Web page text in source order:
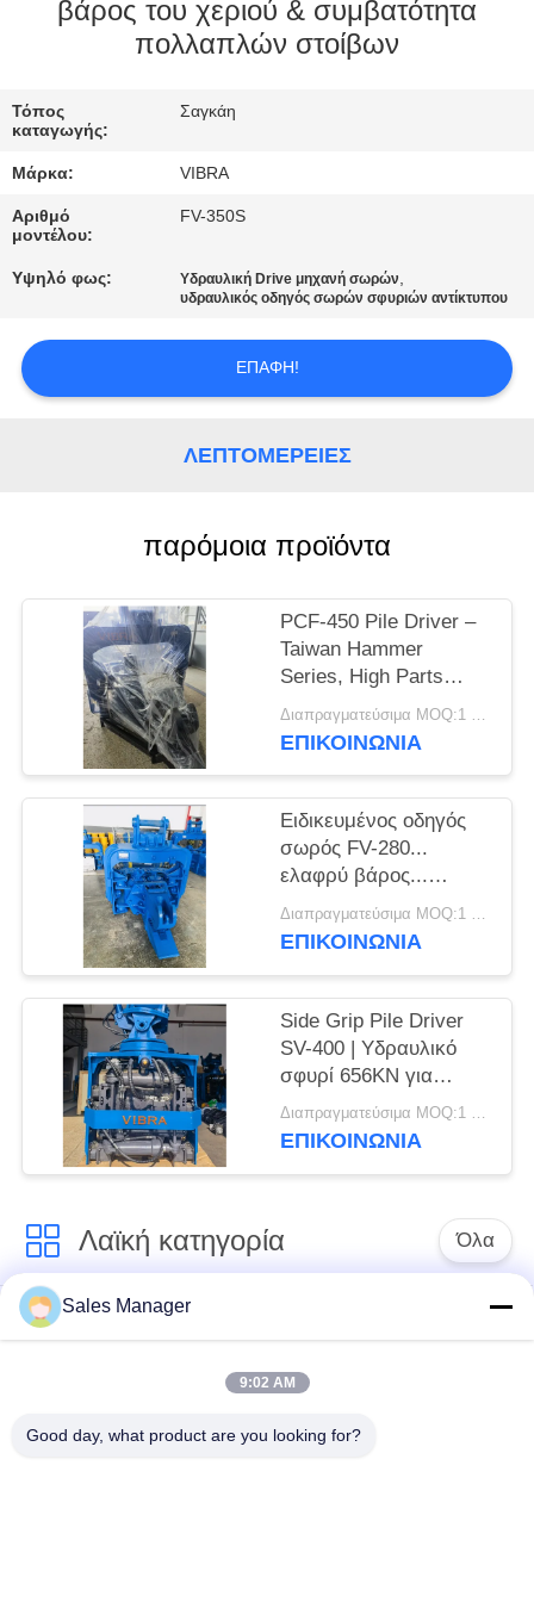
ΕΡΓΟΣΤΑΣΊΩΝ
ΈΛΕΓΧΟΣ
ΜΑΣ
ΕΛΆΤΕ
ΣΕ
ΜΕ
ΈΝΑ
ΑΠΌΣΠΑΣΜΑ
SITEMAP
PRIVACY
POLICY
βάρος του χεριού & συμβατότητα
πολλαπλών στοίβων
Τόπος
καταγωγής:
Σαγκάη
Μάρκα: VIBRA
Αριθμό
μοντέλου:
FV-350S
Υψηλό φως: Υδραυλική Drive μηχανή σωρών,
υδραυλικός οδηγός σωρών σφυριών αντίκτυπου
ΕΠΑΦΉ!
ΛΕΠΤΟΜΈΡΕΙΕΣ
παρόμοια προϊόντα
PCF-450 Pile Driver –
Taiwan Hammer
Series, High Parts
Enchangeability & 535
kN Force
Διαπραγματεύσιμα MOQ:1 σετ
ΕΠΙΚΟΙΝΩΝΙΑ
Ειδικευμένος οδηγός
σωρός FV-280...
ελαφρύ βάρος...
ισχυρές δονήσεις.
Διαπραγματεύσιμα MOQ:1 SET
ΕΠΙΚΟΙΝΩΝΙΑ
Side Grip Pile Driver
SV-400 | Υδραυλικό
σφυρί 656KN για
στενούς χώρους
Διαπραγματεύσιμα MOQ:1 σετ
ΕΠΙΚΟΙΝΩΝΙΑ
Λαϊκή κατηγορία Όλα
υδραυλικών
πασσάλων
συναρμολογημένα
σωρό πρόγραμμα
Sales Manager
9:02 AM
Good day, what product are you looking for?